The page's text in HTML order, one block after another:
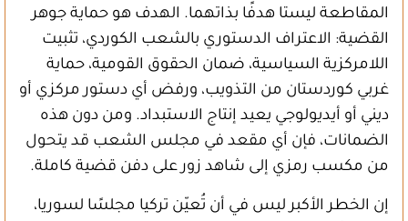
المقاطعة ليستا هدفًا بذاتهما. الهدف هو حماية جوهر
القضية: الاعتراف الدستوري بالشعب الكوردي، تثبيت
اللامركزية السياسية، ضمان الحقوق القومية، حماية
غربي كوردستان من التذويب، ورفض أي دستور مركزي أو
ديني أو أيديولوجي يعيد إنتاج الاستبداد. ومن دون هذه
الضمانات، فإن أي مقعد في مجلس الشعب قد يتحول
من مكسب رمزي إلى شاهد زور على دفن قضية كاملة.
إن الخطر الأكبر ليس في أن تُعيّن تركيا مجلسًا لسوريا،